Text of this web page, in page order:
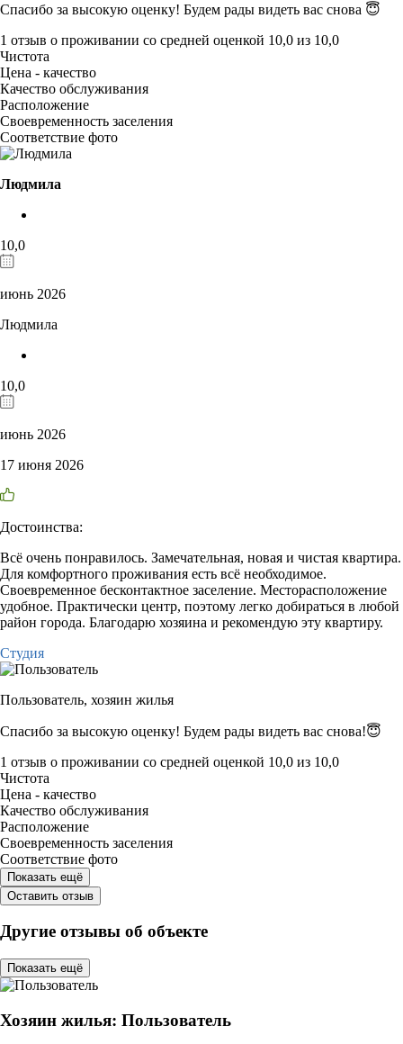
Спасибо за высокую оценку! Будем рады видеть вас снова 😇
1 отзыв о проживании со средней оценкой 10,0 из 10,0
Чистота
Цена - качество
Качество обслуживания
Расположение
Своевременность заселения
Соответствие фото
Людмила
10,0
июнь 2026
Людмила
10,0
июнь 2026
17 июня 2026
Достоинства:
Всё очень понравилось. Замечательная, новая и чистая квартира.
Для комфортного проживания есть всё необходимое.
Своевременное бесконтактное заселение. Месторасположение
удобное. Практически центр, поэтому легко добираться в любой
район города. Благодарю хозяина и рекомендую эту квартиру.
Студия
Пользователь, хозяин жилья
Спасибо за высокую оценку! Будем рады видеть вас снова!😇
1 отзыв о проживании со средней оценкой 10,0 из 10,0
Чистота
Цена - качество
Качество обслуживания
Расположение
Своевременность заселения
Соответствие фото
Показать ещё
Оставить отзыв
Другие отзывы об объекте
Показать ещё
Хозяин жилья: Пользователь